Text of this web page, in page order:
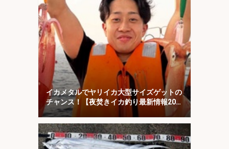
イカメタルでヤリイカ大型サイズゲットの
チャンス！【夜焚きイカ釣り最新情報20
選・福岡】